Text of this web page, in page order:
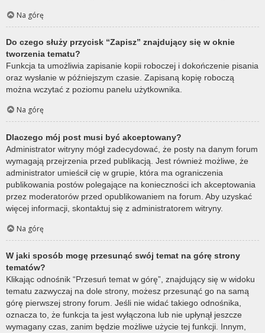
Na górę
Do czego służy przycisk “Zapisz” znajdujący się w oknie
tworzenia tematu?
Funkcja ta umożliwia zapisanie kopii roboczej i dokończenie pisania
oraz wysłanie w późniejszym czasie. Zapisaną kopię roboczą
można wczytać z poziomu panelu użytkownika.
Na górę
Dlaczego mój post musi być akceptowany?
Administrator witryny mógł zadecydować, że posty na danym forum
wymagają przejrzenia przed publikacją. Jest również możliwe, że
administrator umieścił cię w grupie, która ma ograniczenia
publikowania postów polegające na konieczności ich akceptowania
przez moderatorów przed opublikowaniem na forum. Aby uzyskać
więcej informacji, skontaktuj się z administratorem witryny.
Na górę
W jaki sposób mogę przesunąć swój temat na górę strony
tematów?
Klikając odnośnik “Przesuń temat w górę”, znajdujący się w widoku
tematu zazwyczaj na dole strony, możesz przesunąć go na samą
górę pierwszej strony forum. Jeśli nie widać takiego odnośnika,
oznacza to, że funkcja ta jest wyłączona lub nie upłynął jeszcze
wymagany czas, zanim będzie możliwe użycie tej funkcji. Innym,